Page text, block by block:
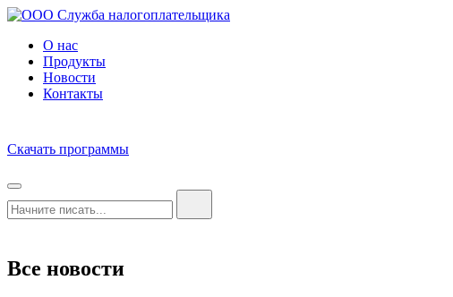
О нас
Продукты
Новости
Контакты
Скачать программы
Все новости